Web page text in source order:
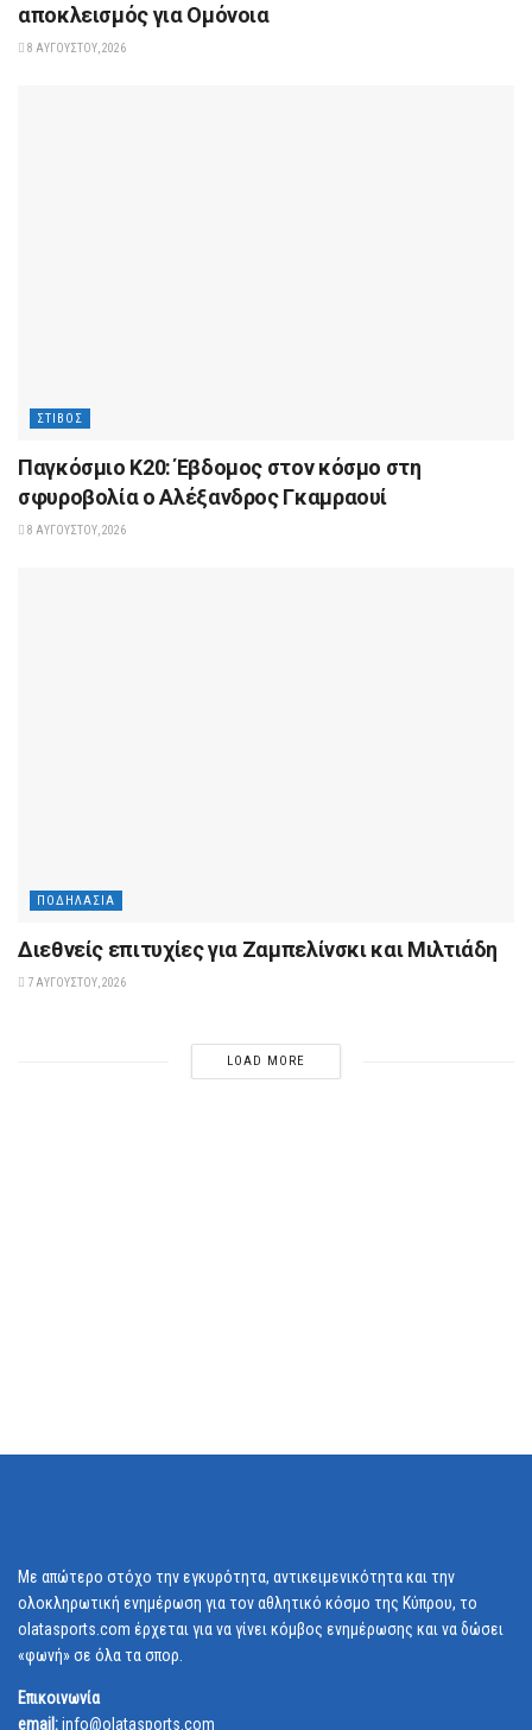
αποκλεισμός για Ομόνοια
8 ΑΥΓΟΎΣΤΟΥ, 2026
ΣΤΊΒΟΣ
Παγκόσμιο Κ20: Έβδομος στον κόσμο στη
σφυροβολία ο Αλέξανδρος Γκαμραουί
8 ΑΥΓΟΎΣΤΟΥ, 2026
ΠΟΔΗΛΑΣΊΑ
Διεθνείς επιτυχίες για Ζαμπελίνσκι και Μιλτιάδη
7 ΑΥΓΟΎΣΤΟΥ, 2026
LOAD MORE
Με απώτερο στόχο την εγκυρότητα, αντικειμενικότητα και την
ολοκληρωτική ενημέρωση για τον αθλητικό κόσμο της Κύπρου, το
olatasports.com έρχεται για να γίνει κόμβος ενημέρωσης και να δώσει
«φωνή» σε όλα τα σπορ.
Επικοινωνία
email:info@olatasports.com